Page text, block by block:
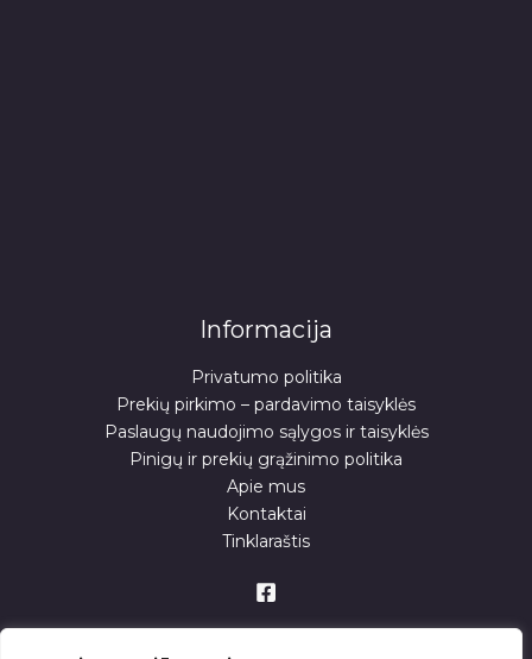
Informacija
Privatumo politika
Prekių pirkimo – pardavimo taisyklės
Paslaugų naudojimo sąlygos ir taisyklės
Pinigų ir prekių grąžinimo politika
Apie mus
Kontaktai
Tinklaraštis